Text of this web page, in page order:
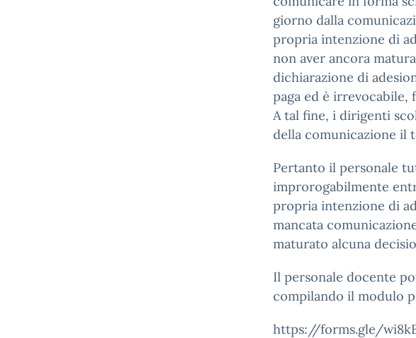
giorno dalla
propria intenzione di
non aver ancora
dichiarazione di
paga ed è irrevocabile,
A tal fine, i dirigenti
della comunicazione il
Pertanto il personale
improrogabilmente
propria intenzione di
mancata
maturato alcuna
Il personale docente
compilando il modulo
https://forms.gle/